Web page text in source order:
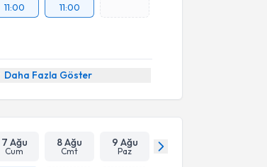
11:00
11:00
Daha Fazla Göster
7 Ağu
Cum
8 Ağu
Cmt
9 Ağu
Paz